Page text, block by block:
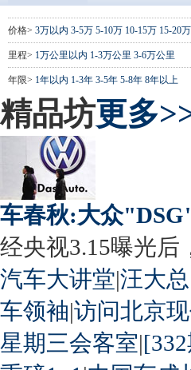
价格> 3万以内 3-5万 5-10万 10-15万 15-20万
里程> 1万公里以内 1-3万公里 3-6万公里
年限> 1年以内 1-3年 3-5年 5-8年 8年以上
精品坊更多
车春秋:大众
经央视3.15曝光后
汽车大讲堂|汪大
车领袖|访问北京
星期三会客室|